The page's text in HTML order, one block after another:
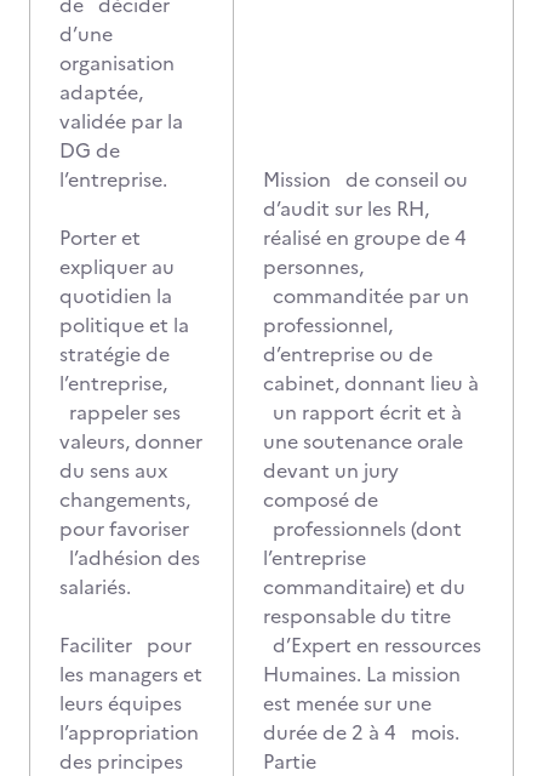
d’une
organisation
adaptée,
validée par la
DG de
l’entreprise.
Porter et
expliquer au
quotidien la
politique et la
stratégie de
l’entreprise,
rappeler ses
valeurs, donner
du sens aux
changements,
pour favoriser
l’adhésion des
salariés.
Faciliter pour
les managers et
leurs équipes
l’appropriation
des principes
Mission de conseil ou
d’audit sur les RH,
réalisé en groupe de 4
personnes,
commanditée par un
professionnel,
d’entreprise ou de
cabinet, donnant lieu à
un rapport écrit et à
une soutenance orale
devant un jury
composé de
professionnels (dont
l’entreprise
commanditaire) et du
responsable du titre
d’Expert en ressources
Humaines. La mission
est menée sur une
durée de 2 à 4 mois.
Partie